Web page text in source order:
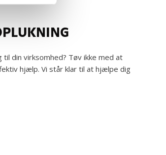
din virksomhed? Tøv ikke med at
hjælp. Vi står klar til at hjælpe dig